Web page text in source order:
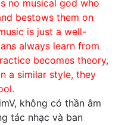
no musical god who
bestows them on
is just a well-
always learn from
becomes theory,
a similar style, they
không có thần âm
tác nhạc và ban